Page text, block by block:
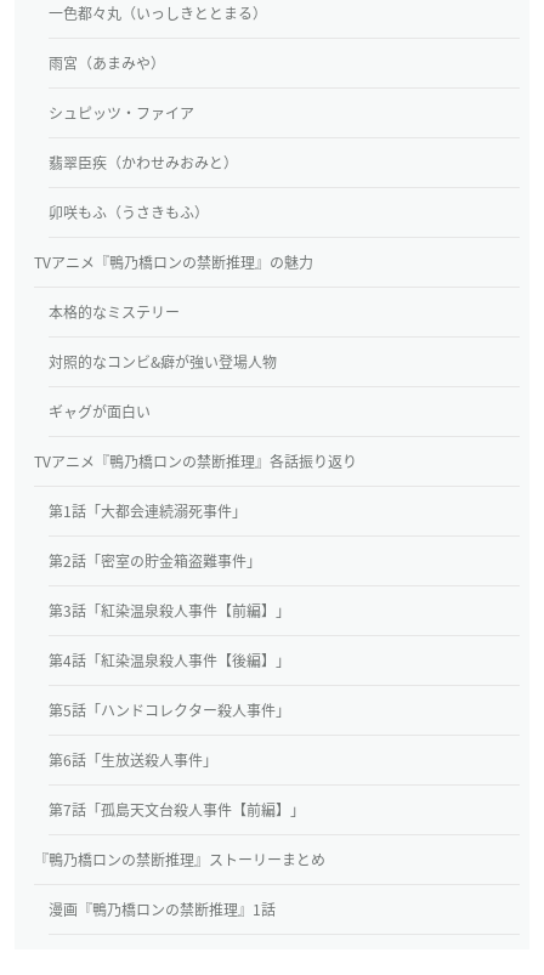
一色都々丸（いっしきととまる）
雨宮（あまみや）
シュピッツ・ファイア
翡翠臣疾（かわせみおみと）
卯咲もふ（うさきもふ）
TVアニメ『鴨乃橋ロンの禁断推理』の魅力
本格的なミステリー
対照的なコンビ&癖が強い登場人物
ギャグが面白い
TVアニメ『鴨乃橋ロンの禁断推理』各話振り返り
第1話「大都会連続溺死事件」
第2話「密室の貯金箱盗難事件」
第3話「紅染温泉殺人事件【前編】」
第4話「紅染温泉殺人事件【後編】」
第5話「ハンドコレクター殺人事件」
第6話「生放送殺人事件」
第7話「孤島天文台殺人事件【前編】」
『鴨乃橋ロンの禁断推理』ストーリーまとめ
漫画『鴨乃橋ロンの禁断推理』1話